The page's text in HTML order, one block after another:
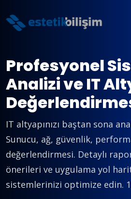
Profesyonel
Analizi ve IT
IT altyapınızı baştan sona
Sunucu, ağ, güvenlik,
değerlendirmesi. Detaylı
önerileri ve uygulama yol
sistemlerinizi optimize edin.